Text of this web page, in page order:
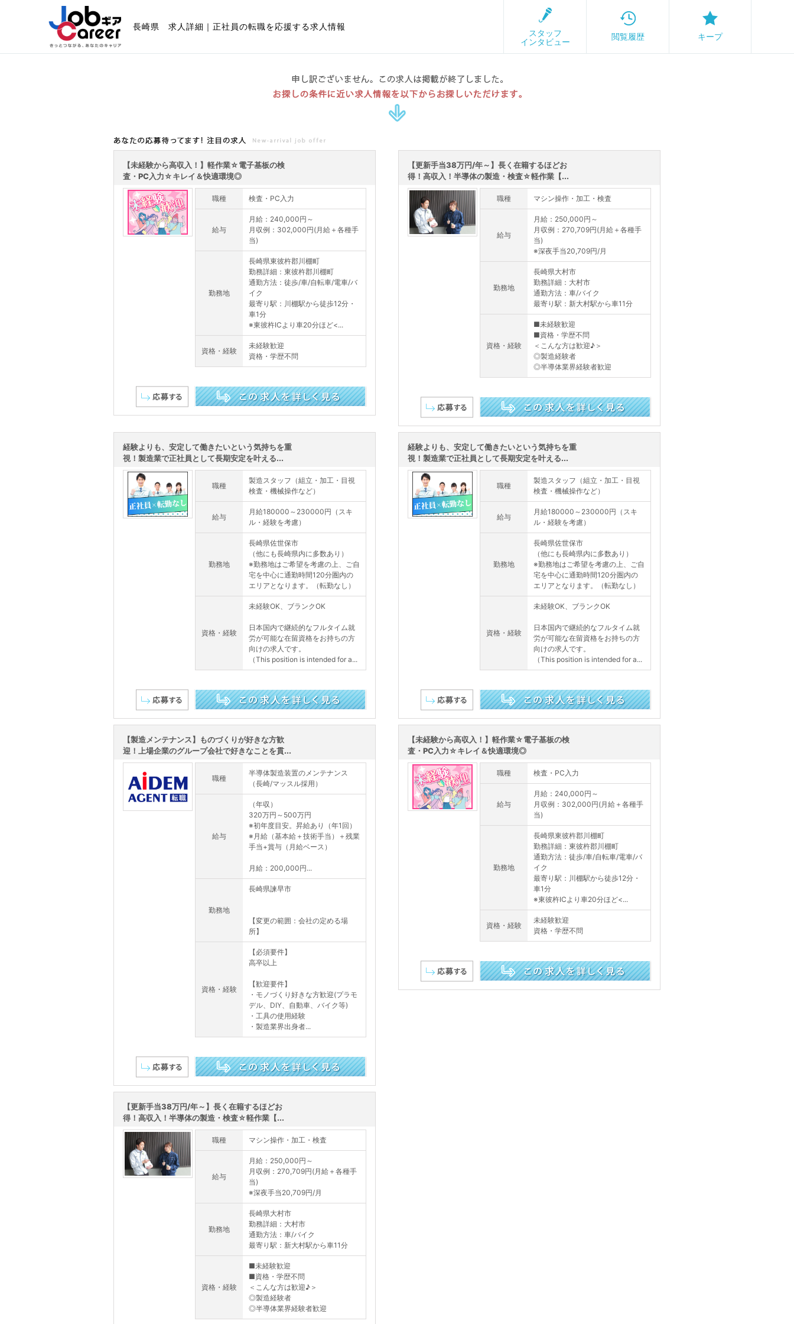
長崎県 求人詳細｜正社員の転職を応援する求人情報
スタッフ
インタビュー
閲覧履歴 キープ
あなたの応募待ってます!注目の求人
【未経験から高収入！】軽作業☆電子基板の検
査・PC入力☆キレイ＆快適環境◎
職種 検査・PC入力
給与
月給：240,000円～
月収例：302,000円(月給＋各種手
当)
勤務地
長崎県東彼杵郡川棚町
勤務詳細：東彼杵郡川棚町
通勤方法：徒歩/車/自転車/電車/バ
イク
最寄り駅：川棚駅から徒歩12分・
車1分
※東彼杵ICより車20分ほど<...
資格・経験
未経験歓迎
資格・学歴不問
【更新手当38万円/年～】長く在籍するほどお
得！高収入！半導体の製造・検査☆軽作業【...
職種 マシン操作・加工・検査
給与
月給：250,000円～
月収例：270,709円(月給＋各種手
当)
※深夜手当20,709円/月
勤務地
長崎県大村市
勤務詳細：大村市
通勤方法：車/バイク
最寄り駅：新大村駅から車11分
資格・経験
■未経験歓迎
■資格・学歴不問
＜こんな方は歓迎♪＞
◎製造経験者
◎半導体業界経験者歓迎
経験よりも、安定して働きたいという気持ちを重
視！製造業で正社員として長期安定を叶える...
職種
製造スタッフ（組立・加工・目視
検査・機械操作など）
給与
月給180000～230000円（スキ
ル・経験を考慮）
勤務地
長崎県佐世保市
（他にも長崎県内に多数あり）
※勤務地はご希望を考慮の上、ご自
宅を中心に通勤時間120分圏内の
エリアとなります。（転勤なし）
資格・経験
未経験OK、ブランクOK
日本国内で継続的なフルタイム就
労が可能な在留資格をお持ちの方
向けの求人です。
（This position is intended for a...
経験よりも、安定して働きたいという気持ちを重
視！製造業で正社員として長期安定を叶える...
職種
製造スタッフ（組立・加工・目視
検査・機械操作など）
給与
月給180000～230000円（スキ
ル・経験を考慮）
勤務地
長崎県佐世保市
（他にも長崎県内に多数あり）
※勤務地はご希望を考慮の上、ご自
宅を中心に通勤時間120分圏内の
エリアとなります。（転勤なし）
資格・経験
未経験OK、ブランクOK
日本国内で継続的なフルタイム就
労が可能な在留資格をお持ちの方
向けの求人です。
（This position is intended for a...
【製造メンテナンス】ものづくりが好きな方歓
迎！上場企業のグループ会社で好きなことを貫...
職種
半導体製造装置のメンテナンス
（長崎/マッスル採用）
給与
（年収）
320万円～500万円
※初年度目安。昇給あり（年1回）
※月給（基本給＋技術手当）＋残業
手当+賞与（月給ベース）
月給：200,000円...
勤務地
長崎県諫早市
【変更の範囲：会社の定める場
所】
資格・経験
【必須要件】
高卒以上
【歓迎要件】
・モノづくり好きな方歓迎(プラモ
デル、DIY、自動車、バイク等)
・工具の使用経験
・製造業界出身者...
【未経験から高収入！】軽作業☆電子基板の検
査・PC入力☆キレイ＆快適環境◎
職種 検査・PC入力
給与
月給：240,000円～
月収例：302,000円(月給＋各種手
当)
勤務地
長崎県東彼杵郡川棚町
勤務詳細：東彼杵郡川棚町
通勤方法：徒歩/車/自転車/電車/バ
イク
最寄り駅：川棚駅から徒歩12分・
車1分
※東彼杵ICより車20分ほど<...
資格・経験
未経験歓迎
資格・学歴不問
【更新手当38万円/年～】長く在籍するほどお
得！高収入！半導体の製造・検査☆軽作業【...
職種 マシン操作・加工・検査
給与
月給：250,000円～
月収例：270,709円(月給＋各種手
当)
※深夜手当20,709円/月
勤務地
長崎県大村市
勤務詳細：大村市
通勤方法：車/バイク
最寄り駅：新大村駅から車11分
資格・経験
■未経験歓迎
■資格・学歴不問
＜こんな方は歓迎♪＞
◎製造経験者
◎半導体業界経験者歓迎